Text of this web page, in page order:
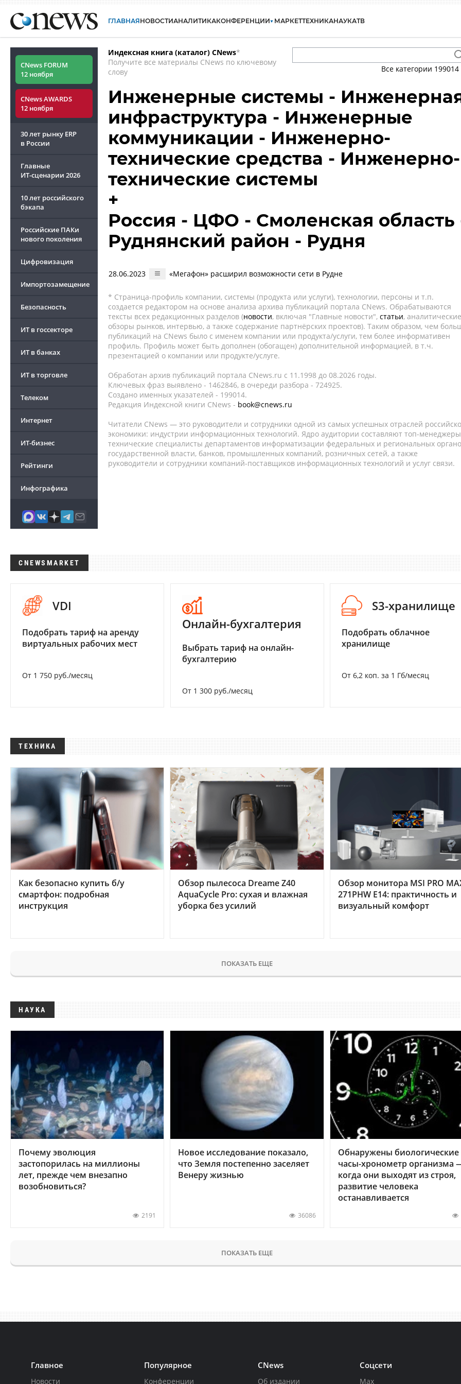
ГЛАВНАЯНОВОСТИАНАЛИТИКАКОНФЕРЕНЦИИ МАРКЕТТЕХНИКАНАУКАТВ
CNews FORUM
12 ноября
CNews AWARDS
12 ноября
30 лет рынку ERP
в России
Главные
ИТ-сценарии 2026
10 лет российского
бэкапа
Российские ПАКи
нового поколения
Цифровизация
Импортозамещение
Безопасность
ИТ в госсекторе
ИТ в банках
ИТ в торговле
Телеком
Интернет
ИТ-бизнес
Рейтинги
Инфографика
Индексная книга (каталог) CNews*
Получите все материалы CNews по ключевому
слову
Все категории 199014
Инженерные системы -
инфраструктура - Инженерные
коммуникации - Инженерно-
технические средства - Инженерно-
технические системы
+
Россия - ЦФО - Смоленская область
Руднянский район - Рудня
28.06.2023 «Мегафон» расширил возможности сети в Рудне
* Страница-профиль компании, системы (продукта или услуги), технологии, персоны и т.п.
создается редактором на основе анализа архива публикаций портала CNews. Обрабатываются
тексты всех редакционных разделов (новости, включая "Главные новости", статьи, аналитические
обзоры рынков, интервью, а также содержание партнёрских проектов). Таким образом, чем
публикаций на CNews было с именем компании или продукта/услуги, тем более информативен
профиль. Профиль может быть дополнен (обогащен) дополнительной информацией, в т.ч.
презентацией о компании или продукте/услуге.
Обработан архив публикаций портала CNews.ru c 11.1998 до 08.2026 годы.
Ключевых фраз выявлено - 1462846, в очереди разбора - 724925.
Создано именных указателей - 199014.
Редакция Индексной книги CNews - book@cnews.ru
Читатели CNews — это руководители и сотрудники одной из самых успешных отраслей
экономики: индустрии информационных технологий. Ядро аудитории составляют топ-
технические специалисты департаментов информатизации федеральных и региональных
государственной власти, банков, промышленных компаний, розничных сетей, а также
руководители и сотрудники компаний-поставщиков информационных технологий и услуг связи.
CNEWSMARKET
VDI
Подобрать тариф на аренду
виртуальных рабочих мест
От 1 750 руб./месяц
Онлайн-бухгалтерия
Выбрать тариф на онлайн-
бухгалтерию
От 1 300 руб./месяц
S3-хранилище
Подобрать облачное
хранилище
От 6,2 коп. за 1 Гб/месяц
ТЕХНИКА
Как безопасно купить б/у
смартфон: подробная
инструкция
Обзор пылесоса Dreame Z40
AquaCycle Pro: сухая и влажная
уборка без усилий
Обзор монитора MSI PRO
271PHW E14: практичность и
визуальный комфорт
ПОКАЗАТЬ ЕЩЕ
НАУКА
Почему эволюция
застопорилась на миллионы
лет, прежде чем внезапно
возобновиться?
2191
Новое исследование показало,
что Земля постепенно заселяет
Венеру жизнью
36086
Обнаружены биологические
часы-хронометр организма
когда они выходят из строя,
развитие человека
останавливается
ПОКАЗАТЬ ЕЩЕ
Главное
Новости
Популярное
Конференции
CNews
Об издании
Соцсети
Max